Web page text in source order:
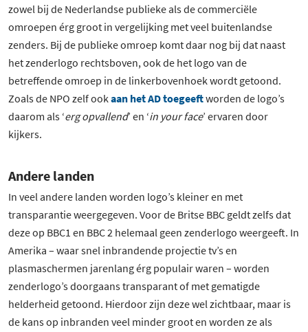
zowel bij de Nederlandse publieke als de commerciële
omroepen érg groot in vergelijking met veel buitenlandse
zenders. Bij de publieke omroep komt daar nog bij dat naast
het zenderlogo rechtsboven, ook de het logo van de
betreffende omroep in de linkerbovenhoek wordt getoond.
Zoals de NPO zelf ookaan het AD toegeeftworden de logo’s
daarom als ‘erg opvallend’ en ‘in your face’ ervaren door
kijkers.
Andere landen
In veel andere landen worden logo’s kleiner en met
transparantie weergegeven. Voor de Britse BBC geldt zelfs dat
deze op BBC1 en BBC 2 helemaal geen zenderlogo weergeeft. In
Amerika – waar snel inbrandende projectie tv’s en
plasmaschermen jarenlang érg populair waren – worden
zenderlogo’s doorgaans transparant of met gematigde
helderheid getoond. Hierdoor zijn deze wel zichtbaar, maar is
de kans op inbranden veel minder groot en worden ze als